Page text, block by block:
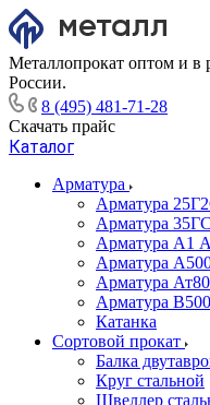
Металлопрокат оптом и в
России.
8 (495) 481-71-28
Скачать прайс
Каталог
Арматура
Арматура
Арматура 35ГС
Арматура А1
Арматура
Арматура
Арматура
Катанка
Сортовой прокат
Балка
Круг стальной
Швеллер